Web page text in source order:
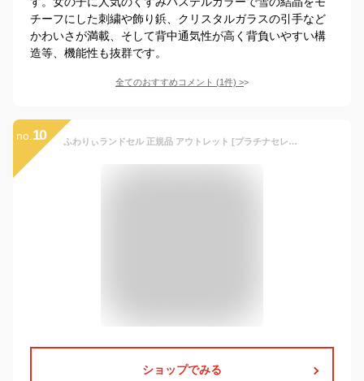
チーフにした刺繍や飾り鋲、クリスタルガラスの引手など
かわいさが満載、そして背中通気性が高く背負いやすい構
造等、機能性も抜群です。
全てのおすすめコメント (1件) >
no. 10 ふわりぃランドセル 正規品 アウトレット [プラチナセレクト 女の子 2022-2023年度モデル] 型落ち 軽量 軽い 大容量 光る 反射 日本製 チェストベルト 新品 紫 水色 キャメル ピンク 6年間修理保証 協和 かわいい おしゃれ A4フラットファイル対応 タブレットPC対応
ショップでみる